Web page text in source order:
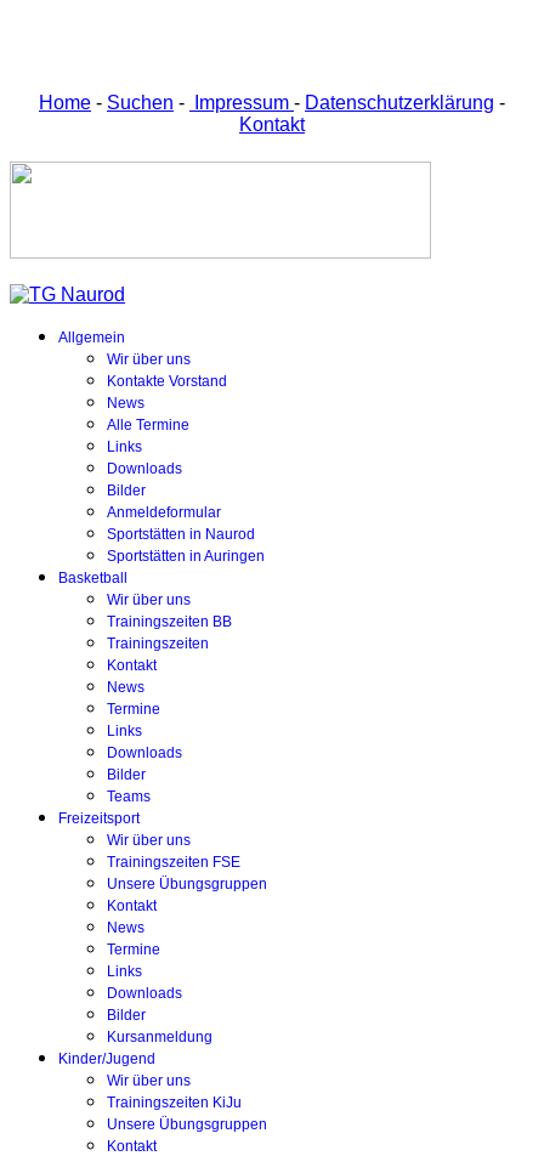
Home - Suchen - Impressum - Datenschutzerklärung -
Kontakt
Allgemein
Wir über uns
Kontakte Vorstand
News
Alle Termine
Links
Downloads
Bilder
Anmeldeformular
Sportstätten in Naurod
Sportstätten in Auringen
Basketball
Wir über uns
Trainingszeiten BB
Trainingszeiten
Kontakt
News
Termine
Links
Downloads
Bilder
Teams
Freizeitsport
Wir über uns
Trainingszeiten FSE
Unsere Übungsgruppen
Kontakt
News
Termine
Links
Downloads
Bilder
Kursanmeldung
Kinder/Jugend
Wir über uns
Trainingszeiten KiJu
Unsere Übungsgruppen
Kontakt